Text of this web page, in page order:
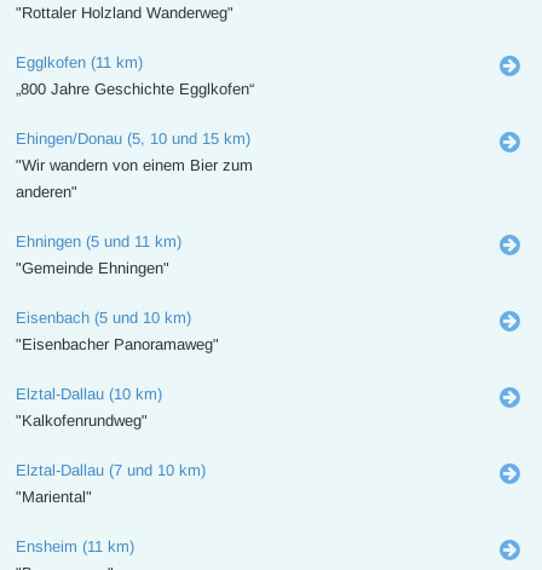
"Rottaler Holzland Wanderweg"
Egglkofen (11 km)
„800 Jahre Geschichte Egglkofen“
Ehingen/Donau (5, 10 und 15 km)
"Wir wandern von einem Bier zum
anderen"
Ehningen (5 und 11 km)
"Gemeinde Ehningen"
Eisenbach (5 und 10 km)
"Eisenbacher Panoramaweg"
Elztal-Dallau (10 km)
"Kalkofenrundweg"
Elztal-Dallau (7 und 10 km)
"Mariental"
Ensheim (11 km)